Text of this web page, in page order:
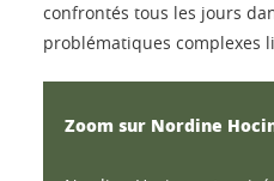
confrontés tous les jours
problématiques complexes
Zoom sur Nordine